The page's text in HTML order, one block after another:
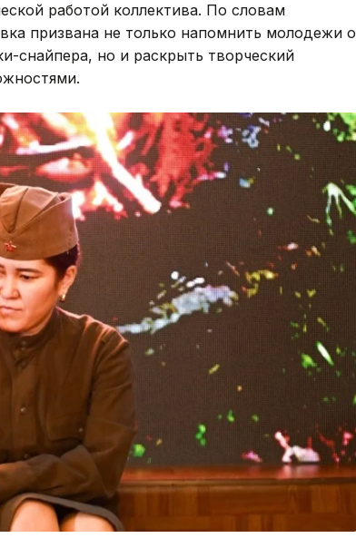
работой коллектива. По словам
призвана не только напомнить молодежи о
снайпера, но и раскрыть творческий